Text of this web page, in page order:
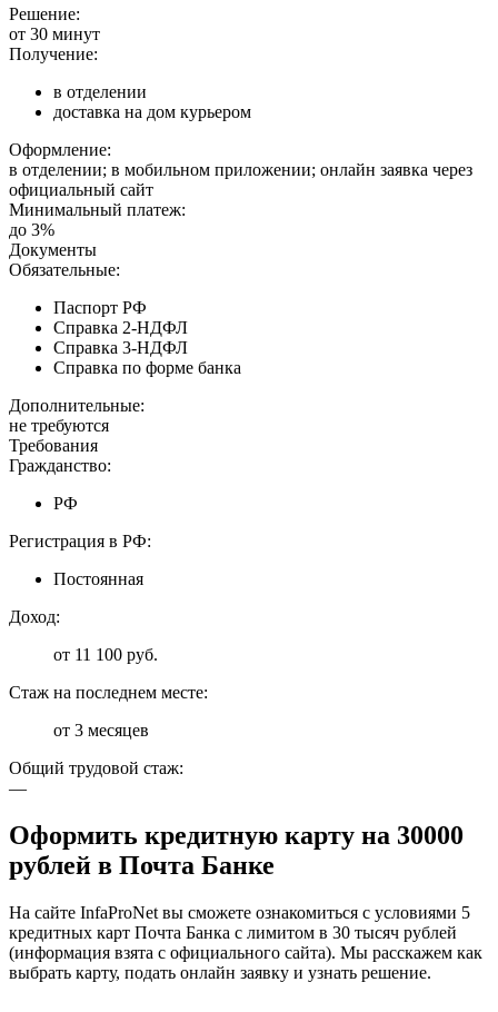
Решение:
от 30 минут
Получение:
в отделении
доставка на дом курьером
Оформление:
в отделении; в мобильном приложении; онлайн заявка через
официальный сайт
Минимальный платеж:
до 3%
Документы
Обязательные:
Паспорт РФ
Справка 2-НДФЛ
Справка 3-НДФЛ
Справка по форме банка
Дополнительные:
не требуются
Требования
Гражданство:
РФ
Регистрация в РФ:
Постоянная
Доход:
от 11 100 руб.
Стаж на последнем месте:
от 3 месяцев
Общий трудовой стаж:
—
Оформить кредитную карту на 30000
рублей в Почта Банке
На сайте InfaProNet вы сможете ознакомиться с условиями 5
кредитных карт Почта Банка с лимитом в 30 тысяч рублей
(информация взята с официального сайта). Мы расскажем как
выбрать карту, подать онлайн заявку и узнать решение.